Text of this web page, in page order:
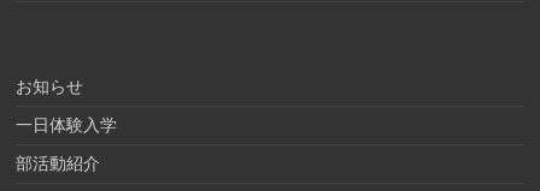
お知らせ
一日体験入学
部活動紹介